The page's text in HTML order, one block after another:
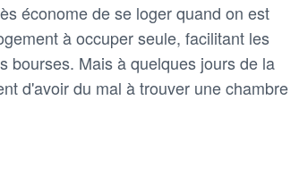
économe de se loger quand on est
à occuper seule, facilitant les
bourses. Mais à quelques jours de la
d'avoir du mal à trouver une chambre